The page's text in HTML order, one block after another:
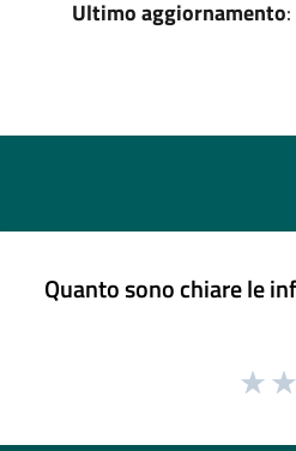
Ultimo aggiornamento
Quanto sono chiare le